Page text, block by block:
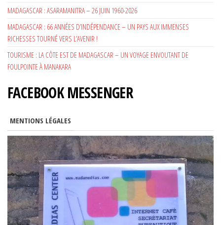
MADAGASCAR : ASARAMANITRA – 26 JUIN 1960-2026
MADAGASCAR : 66 ANNÉES D’INDÉPENDANCE – UN PAYS AUX IMMENSES
RICHESSES TOURNÉ VERS L’AVENIR !
TOURISME : LA CÔTE EST DE MADAGASCAR – UN VOYAGE ENVOUTANT DE
FOULPOINTE À MANAKARA
FACEBOOK MESSENGER
MENTIONS LÉGALES